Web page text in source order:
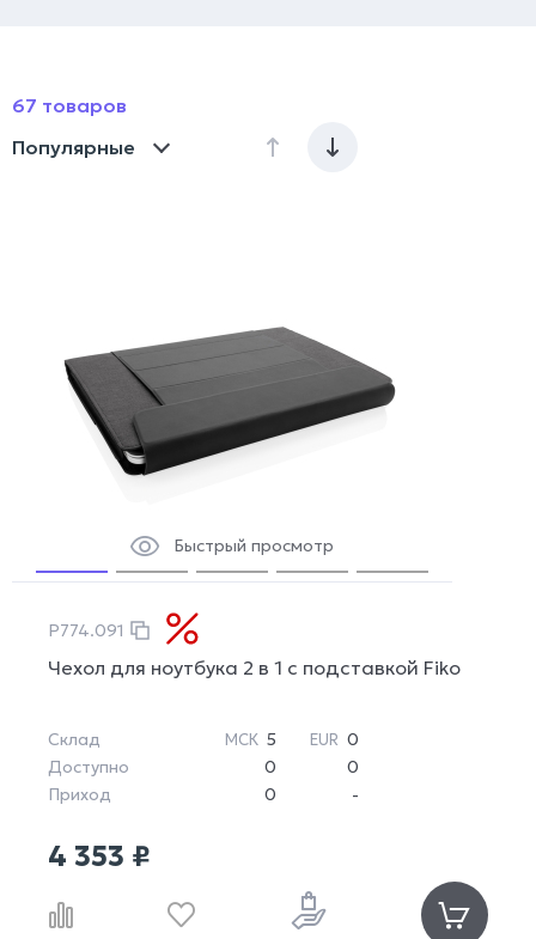
67 товаров
Популярные
Быстрый просмотр
P774.091
Чехол для ноутбука 2 в 1 с подставкой Fiko
Склад МСК 5 EUR 0
Доступно
0
0
Приход
0 -
4 353 ₽